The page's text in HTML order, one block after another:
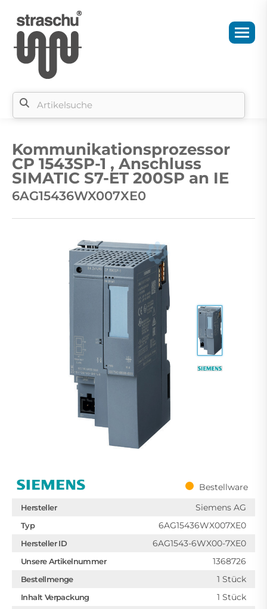
Kommunikationsprozessor
CP 1543SP-1 , Anschluss
SIMATIC S7-ET 200SP an IE
6AG15436WX007XE0
Bestellware
Hersteller Siemens AG
Typ 6AG15436WX007XE0
Hersteller ID 6AG1543-6WX00-7XE0
Unsere Artikelnummer 1368726
Bestellmenge 1 Stück
Inhalt Verpackung 1 Stück